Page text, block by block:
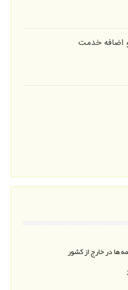
اضافه خدمت
ها در خارج از کشور